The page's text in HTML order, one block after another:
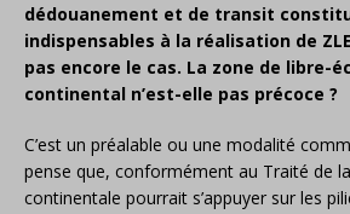
dédouanement et de transit
indispensables à la réalisation de
pas encore le cas. La zone de libre-
continental n’est-elle pas précoce ?
C’est un préalable ou une modalité
pense que, conformément au Traité de
continentale pourrait s’appuyer sur les